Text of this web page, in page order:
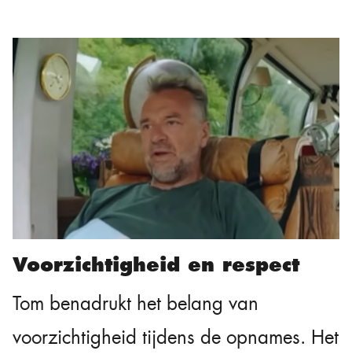
Voorzichtigheid en respect
Tom benadrukt het belang van
voorzichtigheid tijdens de opnames. Het